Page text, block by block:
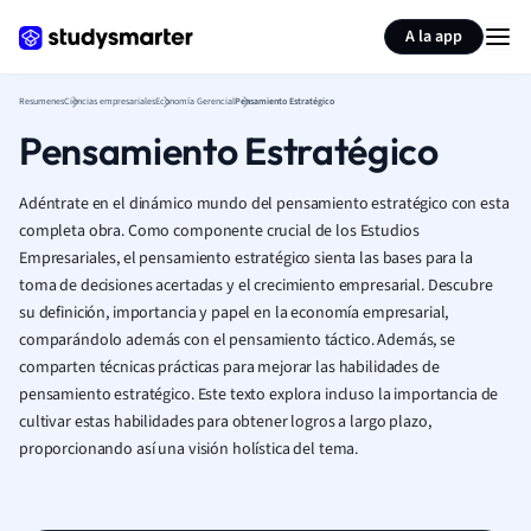
A la app
ResumenesCiencias empresarialesEconomía GerencialPensamiento Estratégico
Pensamiento Estratégico
Adéntrate en el dinámico mundo del pensamiento estratégico con esta
completa obra. Como componente crucial de los Estudios
Empresariales, el pensamiento estratégico sienta las bases para la
toma de decisiones acertadas y el crecimiento empresarial. Descubre
su definición, importancia y papel en la economía empresarial,
comparándolo además con el pensamiento táctico. Además, se
comparten técnicas prácticas para mejorar las habilidades de
pensamiento estratégico. Este texto explora incluso la importancia de
cultivar estas habilidades para obtener logros a largo plazo,
proporcionando así una visión holística del tema.
Resumir página